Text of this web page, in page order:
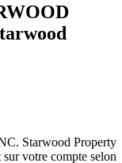
Starwood Property
votre compte selon